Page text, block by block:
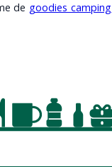
de goodies camping